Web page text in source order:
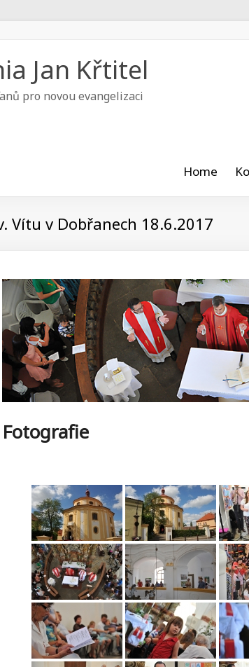
Jan Křtitel
pro novou evangelizaci
Home
Vítu v Dobřanech 18.6.2017
Fotografie